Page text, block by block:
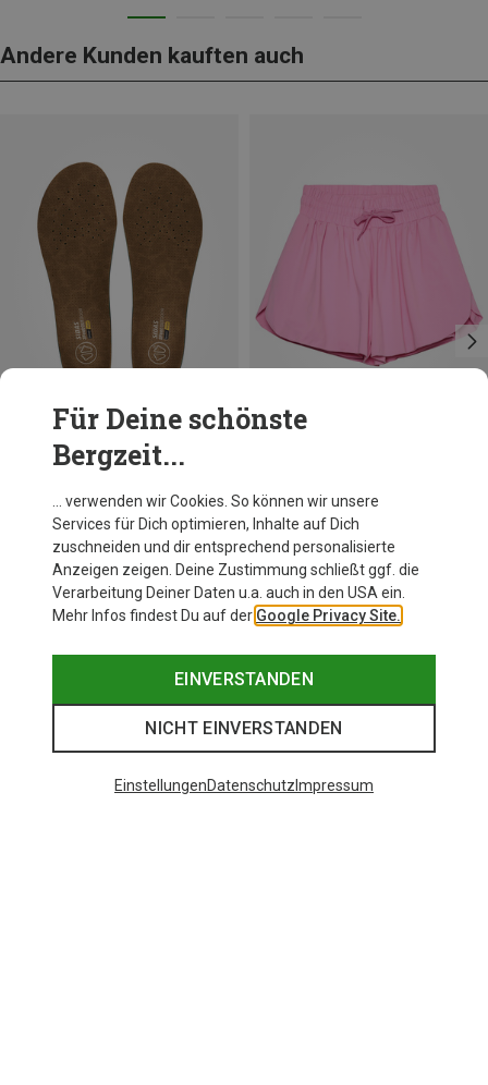
Andere Kunden kauften auch
3Feet Outdoor Sense High Einlegesohle
39|40|41
42|43
Für Deine schönste
Bergzeit...
… verwenden wir Cookies. So können wir unsere
Services für Dich optimieren, Inhalte auf Dich
zuschneiden und dir entsprechend personalisierte
Anzeigen zeigen. Deine Zustimmung schließt ggf. die
Verarbeitung Deiner Daten u.a. auch in den USA ein.
Mehr Infos findest Du auf der Google Privacy Site.
EINVERSTANDEN
NICHT EINVERSTANDEN
EinstellungenDatenschutz Impressum